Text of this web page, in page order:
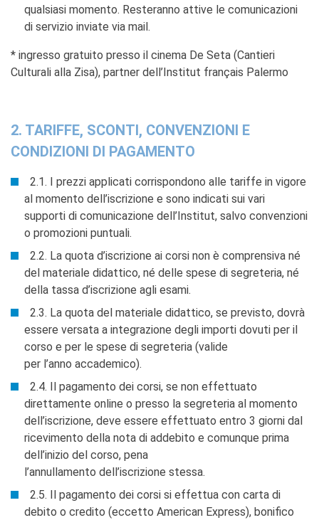
qualsiasi momento. Resteranno attive le comunicazioni
di servizio inviate via mail.
* ingresso gratuito presso il cinema De Seta (Cantieri
Culturali alla Zisa), partner dell’Institut français Palermo
2. TARIFFE, SCONTI, CONVENZIONI E
CONDIZIONI DI PAGAMENTO
2.1. I prezzi applicati corrispondono alle tariffe in vigore
al momento dell’iscrizione e sono indicati sui vari
supporti di comunicazione dell’Institut, salvo convenzioni
o promozioni puntuali.
2.2. La quota d’iscrizione ai corsi non è comprensiva né
del materiale didattico, né delle spese di segreteria, né
della tassa d’iscrizione agli esami.
2.3. La quota del materiale didattico, se previsto, dovrà
essere versata a integrazione degli importi dovuti per il
corso e per le spese di segreteria (valide
per l’anno accademico).
2.4. Il pagamento dei corsi, se non effettuato
direttamente online o presso la segreteria al momento
dell’iscrizione, deve essere effettuato entro 3 giorni dal
ricevimento della nota di addebito e comunque prima
dell’inizio del corso, pena
l’annullamento dell’iscrizione stessa.
2.5. Il pagamento dei corsi si effettua con carta di
debito o credito (eccetto American Express), bonifico